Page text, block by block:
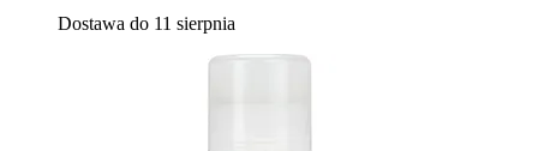
Dostawa do 11 sierpnia